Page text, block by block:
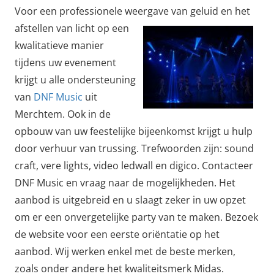
Voor een professionele weergave van geluid en het
afstellen van licht op een
kwalitatieve manier
tijdens uw evenement
krijgt u alle ondersteuning
van DNF Music uit
Merchtem. Ook in de
opbouw van uw feestelijke bijeenkomst krijgt u hulp
door verhuur van trussing. Trefwoorden zijn: sound
craft, vere lights, video ledwall en digico. Contacteer
DNF Music en vraag naar de mogelijkheden. Het
aanbod is uitgebreid en u slaagt zeker in uw opzet
om er een onvergetelijke party van te maken. Bezoek
de website voor een eerste oriëntatie op het
aanbod. Wij werken enkel met de beste merken,
zoals onder andere het kwaliteitsmerk Midas.